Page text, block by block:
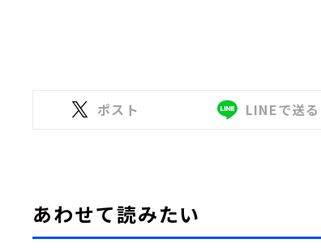
ポスト LINEで送る
あわせて読みたい